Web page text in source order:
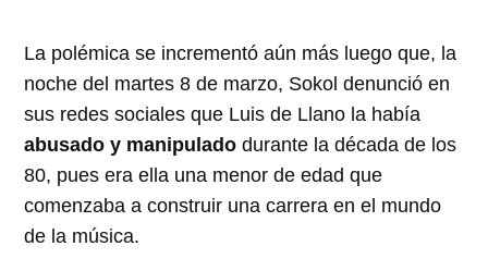
La polémica se incrementó aún más luego que, la
noche del martes 8 de marzo, Sokol denunció en
sus redes sociales que Luis de Llano la había
abusado y manipulado durante la década de los
80, pues era ella una menor de edad que
comenzaba a construir una carrera en el mundo
de la música.